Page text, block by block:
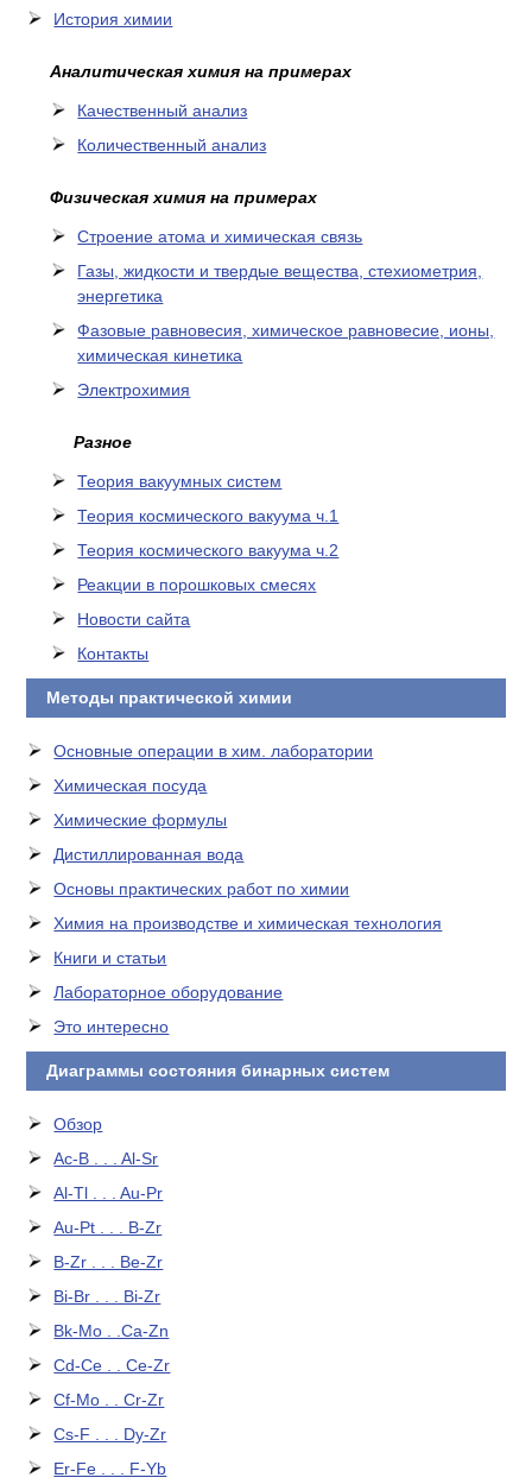
История химии
Аналитическая химия на примерах
Качественный анализ
Количественный анализ
Физическая химия на примерах
Cтроение атома и химическая связь
Газы, жидкости и твердые вещества, стехиометрия,
энергетика
Фазовые равновесия, химическое равновесие, ионы,
химическая кинетика
Электрохимия
Разное
Теория вакуумных систем
Теория космического вакуума ч.1
Теория космического вакуума ч.2
Реакции в порошковых смесях
Новости сайта
Контакты
Методы практической химии
Основные операции в хим. лаборатории
Химическая посуда
Химические формулы
Дистиллированная вода
Основы практических работ по химии
Химия на производстве и химическая технология
Книги и статьи
Лабораторное оборудование
Это интересно
Диаграммы состояния бинарных систем
Обзор
Ac-B . . . Al-Sr
Al-Tl . . . Au-Pr
Au-Pt . . . B-Zr
B-Zr . . . Be-Zr
Bi-Br . . . Bi-Zr
Bk-Mo . .Ca-Zn
Cd-Ce . . Ce-Zr
Cf-Mo . . Cr-Zr
Cs-F . . . Dy-Zr
Er-Fe . . . F-Yb